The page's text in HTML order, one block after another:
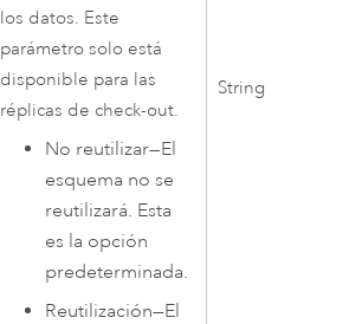
los datos. Este
parámetro solo está
disponible para las
réplicas de check-out.
No reutilizar—El
esquema no se
reutilizará. Esta
es la opción
predeterminada.
Reutilización—El
String